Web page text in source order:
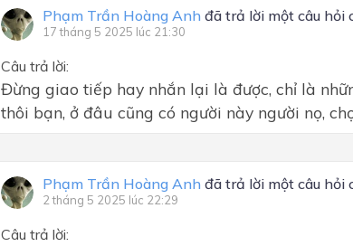
Phạm Trần Hoàng Anh đã trả lời một câu hỏi
17 tháng 5 2025 lúc 21:30
Câu trả lời:
Đừng giao tiếp hay nhắn lại là được, chỉ là
thôi bạn, ở đâu cũng có người này người nọ,
Phạm Trần Hoàng Anh đã trả lời một câu hỏi
2 tháng 5 2025 lúc 22:29
Câu trả lời: